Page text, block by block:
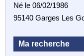
Né le 06/02/1986
95140 Garges Les
Ma recherche